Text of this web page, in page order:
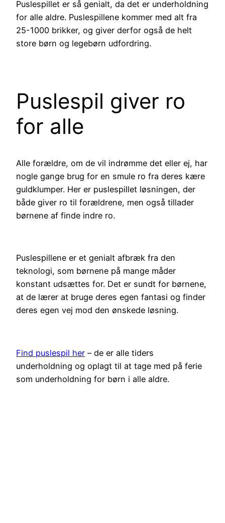
Puslespillet er så genialt, da det er underholdning
for alle aldre. Puslespillene kommer med alt fra
25-1000 brikker, og giver derfor også de helt
store børn og legebørn udfordring.
Puslespil giver ro
for alle
Alle forældre, om de vil indrømme det eller ej, har
nogle gange brug for en smule ro fra deres kære
guldklumper. Her er puslespillet løsningen, der
både giver ro til forældrene, men også tillader
børnene af finde indre ro.
Puslespillene er et genialt afbræk fra den
teknologi, som børnene på mange måder
konstant udsættes for. Det er sundt for børnene,
at de lærer at bruge deres egen fantasi og finder
deres egen vej mod den ønskede løsning.
Find puslespil her – de er alle tiders
underholdning og oplagt til at tage med på ferie
som underholdning for børn i alle aldre.